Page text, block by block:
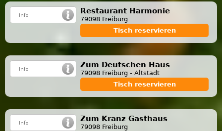
Restaurant Harmonie
79098 Freiburg
Tisch reservieren
Zum Deutschen Haus
79098 Freiburg - Altstadt
Tisch reservieren
Zum Kranz Gasthaus
79098 Freiburg